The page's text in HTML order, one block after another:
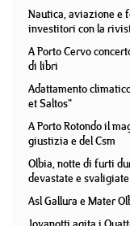
Nautica, aviazione e
investitori con la
A Porto Cervo
di libri
Adattamento
et Saltos”
A Porto Rotondo il
giustizia e del Csm
Olbia, notte di furti
devastate e svaligiate
Asl Gallura e Mater